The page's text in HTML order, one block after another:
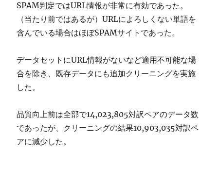
SPAM判定ではURL情報が非常に有効であった。
（当たり前ではあるが）URLによろしくない単語を
含んでいる場合はほぼSPAMサイトであった。
データセットにURL情報がないなど適用不可能な場
合を除き、既存データにも追加クリーニングを実施
した。
品質向上前は全部で14,023,805対訳ペアのデータ数
であったが、クリーニングの結果10,903,035対訳ペ
アに減少した。